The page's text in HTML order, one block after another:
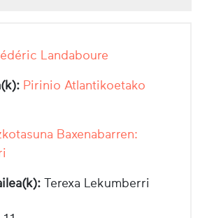
Landaboure
Pirinio Atlantikoetako
Baxenabarren:
Terexa Lekumberri